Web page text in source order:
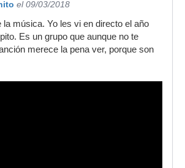
el 09/03/2018
la música. Yo les vi en directo el año
Es un grupo que aunque no te
merece la pena ver, porque son